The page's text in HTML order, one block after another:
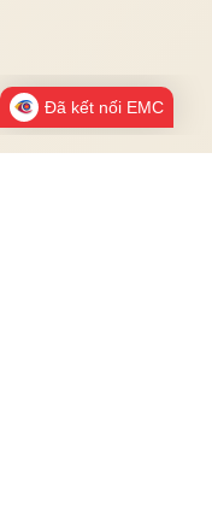
Đã kết nối EMC